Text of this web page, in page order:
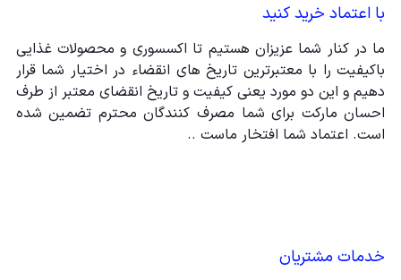
با اعتماد خرید کنید
ما در کنار شما عزیزان هستیم تا اکسسوری و محصولات غذایی
باکیفیت را با معتبرترین تاریخ های انقضاء در اختیار شما قرار
دهیم و این دو مورد یعنی کیفیت و تاریخ انقضای معتبر از طرف
احسان مارکت برای شما مصرف کنندگان محترم تضمین شده
است. اعتماد شما افتخار ماست ..
خدمات مشتریان